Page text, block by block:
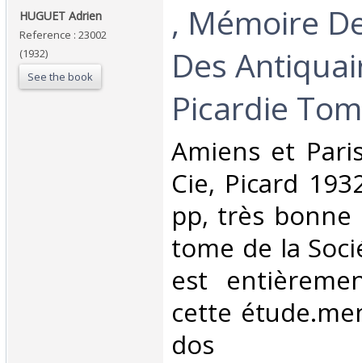
‎HUGUET Adrien‎
Reference : 23002
(1932)
See the book
‎, Mémoire
Des
Picardie
‎Amiens et
Cie, Picard
pp, très bonne
tome de la
est
cette
dos‎